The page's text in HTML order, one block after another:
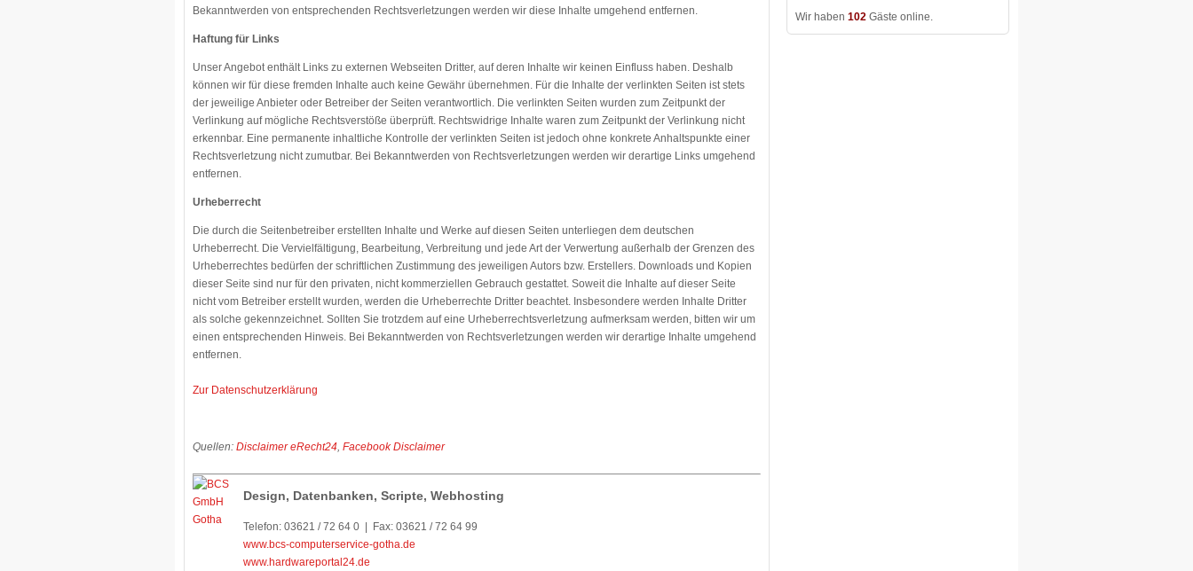
Bekanntwerden von entsprechenden Rechtsverletzungen werden wir diese Inhalte umgehend entfernen.
Haftung für Links
Unser Angebot enthält Links zu externen Webseiten Dritter, auf deren Inhalte wir keinen Einfluss haben. Deshalb
können wir für diese fremden Inhalte auch keine Gewähr übernehmen. Für die Inhalte der verlinkten Seiten ist stets
der jeweilige Anbieter oder Betreiber der Seiten verantwortlich. Die verlinkten Seiten wurden zum Zeitpunkt der
Verlinkung auf mögliche Rechtsverstöße überprüft. Rechtswidrige Inhalte waren zum Zeitpunkt der Verlinkung nicht
erkennbar. Eine permanente inhaltliche Kontrolle der verlinkten Seiten ist jedoch ohne konkrete Anhaltspunkte einer
Rechtsverletzung nicht zumutbar. Bei Bekanntwerden von Rechtsverletzungen werden wir derartige Links umgehend
entfernen.
Urheberrecht
Die durch die Seitenbetreiber erstellten Inhalte und Werke auf diesen Seiten unterliegen dem deutschen
Urheberrecht. Die Vervielfältigung, Bearbeitung, Verbreitung und jede Art der Verwertung außerhalb der Grenzen des
Urheberrechtes bedürfen der schriftlichen Zustimmung des jeweiligen Autors bzw. Erstellers. Downloads und Kopien
dieser Seite sind nur für den privaten, nicht kommerziellen Gebrauch gestattet. Soweit die Inhalte auf dieser Seite
nicht vom Betreiber erstellt wurden, werden die Urheberrechte Dritter beachtet. Insbesondere werden Inhalte Dritter
als solche gekennzeichnet. Sollten Sie trotzdem auf eine Urheberrechtsverletzung aufmerksam werden, bitten wir um
einen entsprechenden Hinweis. Bei Bekanntwerden von Rechtsverletzungen werden wir derartige Inhalte umgehend
entfernen.
Zur Datenschutzerklärung
Quellen: Disclaimer eRecht24, Facebook Disclaimer
Design, Datenbanken, Scripte, Webhosting
Telefon: 03621 / 72 64 0 | Fax: 03621 / 72 64 99
www.bcs-computerservice-gotha.de
www.hardwareportal24.de
Wir haben 102Gäste online.